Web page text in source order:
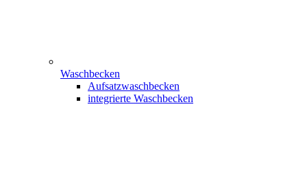
Waschbecken
Aufsatzwaschbecken
integrierte Waschbecken